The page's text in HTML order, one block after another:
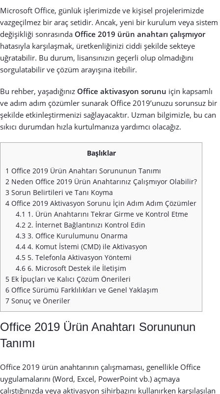
Microsoft Office, günlük işlerimizde ve kişisel projelerimizde
vazgeçilmez bir araç setidir. Ancak, yeni bir kurulum veya sistem
değişikliği sonrasında Office 2019 ürün anahtarı çalışmıyor
hatasıyla karşılaşmak, üretkenliğinizi ciddi şekilde sekteye
uğratabilir. Bu durum, lisansınızın geçerli olup olmadığını
sorgulatabilir ve çözüm arayışına itebilir.
Bu rehber, yaşadığınız Office aktivasyon sorunu için kapsamlı
ve adım adım çözümler sunarak Office 2019’unuzu sorunsuz bir
şekilde etkinleştirmenizi sağlayacaktır. Uzman bilgimizle, bu can
sıkıcı durumdan hızla kurtulmanıza yardımcı olacağız.
Başlıklar
1 Office 2019 Ürün Anahtarı Sorununun Tanımı
2 Neden Office 2019 Ürün Anahtarınız Çalışmıyor Olabilir?
3 Sorun Belirtileri ve Tanı Koyma
4 Office 2019 Aktivasyon Sorunu İçin Adım Adım Çözümler
4.1 1. Ürün Anahtarını Tekrar Girme ve Kontrol Etme
4.2 2. İnternet Bağlantınızı Kontrol Edin
4.3 3. Office Kurulumunu Onarma
4.4 4. Komut İstemi (CMD) ile Aktivasyon
4.5 5. Telefonla Aktivasyon Yöntemi
4.6 6. Microsoft Destek ile İletişim
5 Ek İpuçları ve Kalıcı Çözüm Önerileri
6 Office Sürümü Farklılıkları ve Genel Yaklaşım
7 Sonuç ve Öneriler
Office 2019 Ürün Anahtarı Sorununun
Tanımı
Office 2019 ürün anahtarının çalışmaması, genellikle Office
uygulamalarını (Word, Excel, PowerPoint vb.) açmaya
çalıştığınızda veya aktivasyon sihirbazını kullanırken karşılaşılan